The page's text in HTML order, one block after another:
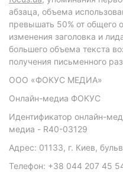
абзаца, объема
превышать 50% от общего
изменения заголовка и
большего объема текста
получения письменного
ООО «ФОКУС МЕДИА»
Онлайн-медиа ФОКУС
Идентификатор онлайн-
медиа - R40-03129
Адрес: 01133, г. Киев,
Телефон: +38 044 207 45